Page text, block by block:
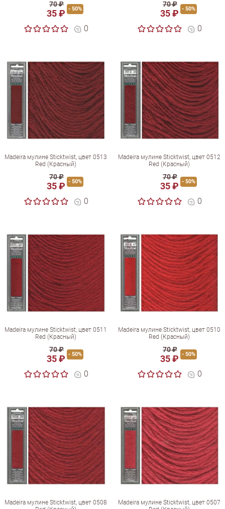
70 ₽
35 ₽ - 50%
0
70 ₽
35 ₽ - 50%
0
Madeira мулине Sticktwist, цвет 0513
Red (Красный)
70 ₽
35 ₽ - 50%
0
Madeira мулине Sticktwist, цвет 0512
Red (Красный)
70 ₽
35 ₽ - 50%
0
Madeira мулине Sticktwist, цвет 0511
Red (Красный)
70 ₽
35 ₽ - 50%
0
Madeira мулине Sticktwist, цвет 0510
Red (Красный)
70 ₽
35 ₽ - 50%
0
Madeira мулине Sticktwist, цвет 0508
Madeira мулине Sticktwist, цвет 0507